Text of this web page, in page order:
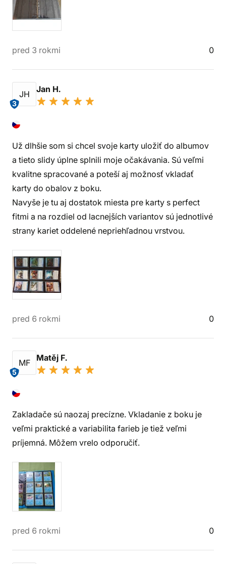
pred 3 rokmi 0
JH
3
Jan H.
Už dlhšie som si chcel svoje karty uložiť do albumov
a tieto slidy úplne splnili moje očakávania. Sú veľmi
kvalitne spracované a poteší aj možnosť vkladať
karty do obalov z boku.
Navyše je tu aj dostatok miesta pre karty s perfect
fitmi a na rozdiel od lacnejších variantov sú jednotlivé
strany kariet oddelené nepriehľadnou vrstvou.
pred 6 rokmi 0
MF
5
Matěj F.
Zakladače sú naozaj precízne. Vkladanie z boku je
veľmi praktické a variabilita farieb je tiež veľmi
príjemná. Môžem vrelo odporučiť.
pred 6 rokmi 0